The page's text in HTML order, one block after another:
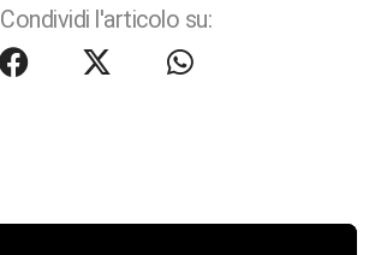
Condividi l'articolo su: